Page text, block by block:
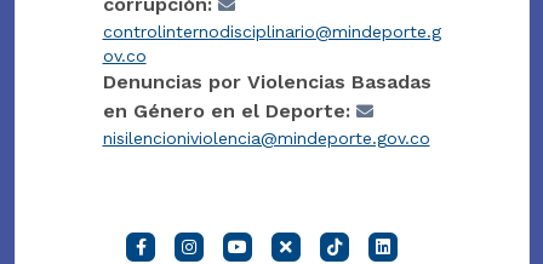
controlinternodisciplinario@mindeporte.g
ov.co
Denuncias por Violencias Basadas
en Género en el Deporte:
nisilencioniviolencia@mindeporte.gov.co